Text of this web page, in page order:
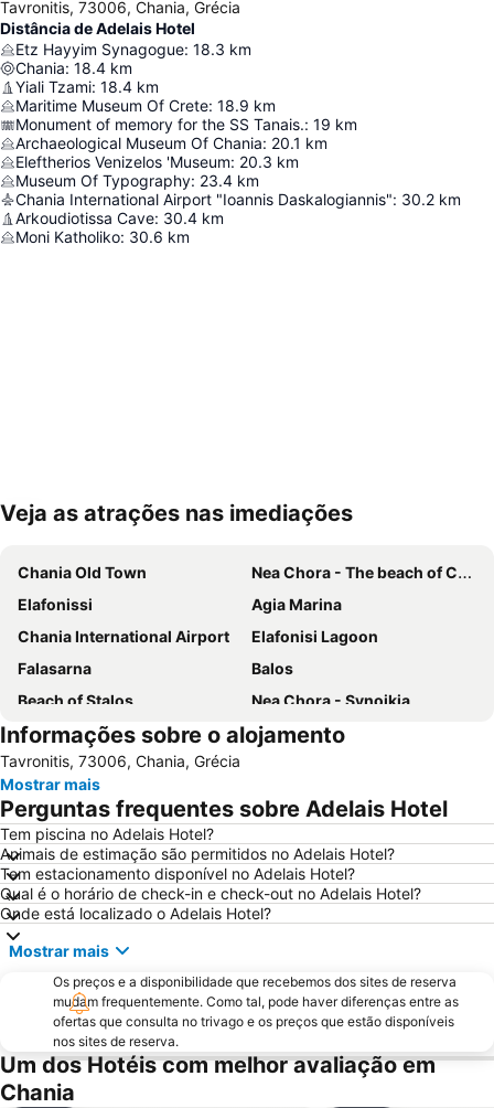
Tavronitis, 73006, Chania, Grécia
Distância de Adelais Hotel
Etz Hayyim Synagogue: 18.3 km
Chania: 18.4 km
Yiali Tzami: 18.4 km
Maritime Museum Of Crete: 18.9 km
Monument of memory for the SS Tanais.: 19 km
Archaeological Museum Of Chania: 20.1 km
Eleftherios Venizelos 'Museum: 20.3 km
Museum Of Typography: 23.4 km
Chania International Airport "Ioannis Daskalogiannis": 30.2 km
Arkoudiotissa Cave: 30.4 km
Moni Katholiko: 30.6 km
Ampliar mapa
Veja as atrações nas imediações
Chania Old Town
Nea Chora - The beach of Chania
Elafonissi
Agia Marina
Chania International Airport
Elafonisi Lagoon
Falasarna
Balos
Beach of Stalos
Nea Chora - Synoikia
Kolymbari
Lissos
Beach of Maleme
Elafonisos
Kavros
Kissamos Port
Dikastiria
Pahiana
Almyrida
Georgioupolis
Lake Kournas
Giaourtoplimmira
Agii Apostoli
Topolia Gorge
Vamos Traditional Village
Informações sobre o alojamento
Tavronitis, 73006, Chania, Grécia
Mostrar mais
Perguntas frequentes sobre Adelais Hotel
Tem piscina no Adelais Hotel?
Animais de estimação são permitidos no Adelais Hotel?
Tem estacionamento disponível no Adelais Hotel?
Qual é o horário de check-in e check-out no Adelais Hotel?
Onde está localizado o Adelais Hotel?
Mostrar mais
Os preços e a disponibilidade que recebemos dos sites de reserva
mudam frequentemente. Como tal, pode haver diferenças entre as
ofertas que consulta no trivago e os preços que estão disponíveis
nos sites de reserva.
Um dos Hotéis com melhor avaliação em
Chania